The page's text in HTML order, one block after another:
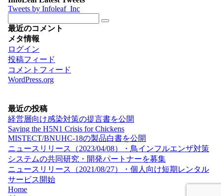
Tweets by Infoleaf_Inc
最近のコメント
メタ情報
ログイン
投稿フィード
コメントフィード
WordPress.org
最近の投稿
経営層向け感染対策の提言書を公開
Saving the H5N1 Crisis for Chickens
MISTECT/BNUHC-18の製品白書を公開
ニュースリリース（2023/04/08）・鳥インフルエンザ対策
システムの共同研究・開発パートナーを募集
ニュースリリース（2021/08/27）・個人向け短期レンタル
サービス開始
Home